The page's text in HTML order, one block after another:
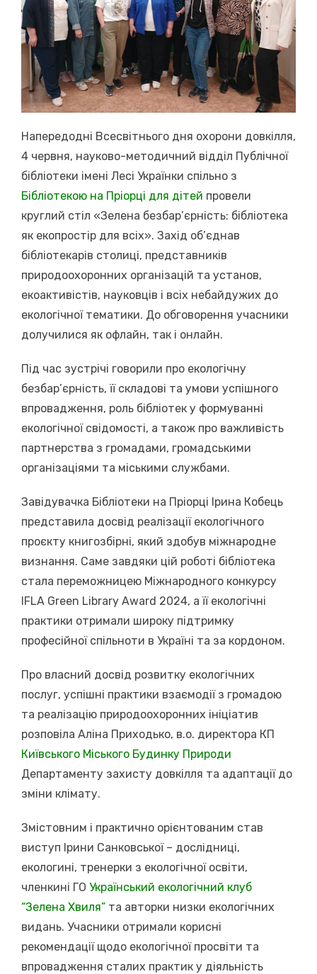
Напередодні Всесвітнього дня охорони довкілля,
4 червня, науково-методичний відділ Публічної
бібліотеки імені Лесі Українки спільно з
Бібліотекою на Пріорці для дітей провели
круглий стіл «Зелена безбар’єрність: бібліотека
як екопростір для всіх». Захід об’єднав
бібліотекарів столиці, представників
природоохоронних організацій та установ,
екоактивістів, науковців і всіх небайдужих до
екологічної тематики. До обговорення учасники
долучилися як офлайн, так і онлайн.
Під час зустрічі говорили про екологічну
безбар’єрність, її складові та умови успішного
впровадження, роль бібліотек у формуванні
екологічної свідомості, а також про важливість
партнерства з громадами, громадськими
організаціями та міськими службами.
Завідувачка Бібліотеки на Пріорці Ірина Кобець
представила досвід реалізації екологічного
проєкту книгозбірні, який здобув міжнародне
визнання. Саме завдяки цій роботі бібліотека
стала переможницею Міжнародного конкурсу
IFLA Green Library Award 2024, а її екологічні
практики отримали широку підтримку
професійної спільноти в Україні та за кордоном.
Про власний досвід розвитку екологічних
послуг, успішні практики взаємодії з громадою
та реалізацію природоохоронних ініціатив
розповіла Аліна Приходько, в.о. директора КП
Київського Міського Будинку Природи
Департаменту захисту довкілля та адаптації до
зміни клімату.
Змістовним і практично орієнтованим став
виступ Ірини Санковської – дослідниці,
екологині, тренерки з екологічної освіти,
членкині ГО Український екологічний клуб
“Зелена Хвиля” та авторки низки екологічних
видань. Учасники отримали корисні
рекомендації щодо екологічної просвіти та
впровадження сталих практик у діяльність